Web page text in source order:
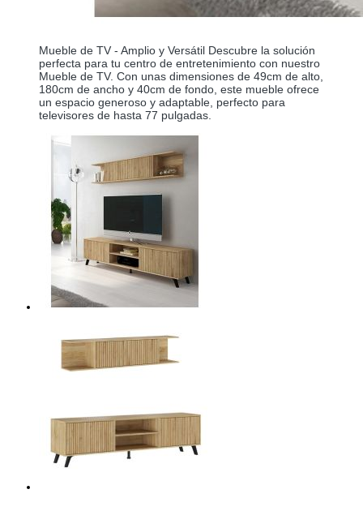
Mueble de TV - Amplio y Versátil Descubre la solución
perfecta para tu centro de entretenimiento con nuestro
Mueble de TV. Con unas dimensiones de 49cm de alto,
180cm de ancho y 40cm de fondo, este mueble ofrece
un espacio generoso y adaptable, perfecto para
televisores de hasta 77 pulgadas.